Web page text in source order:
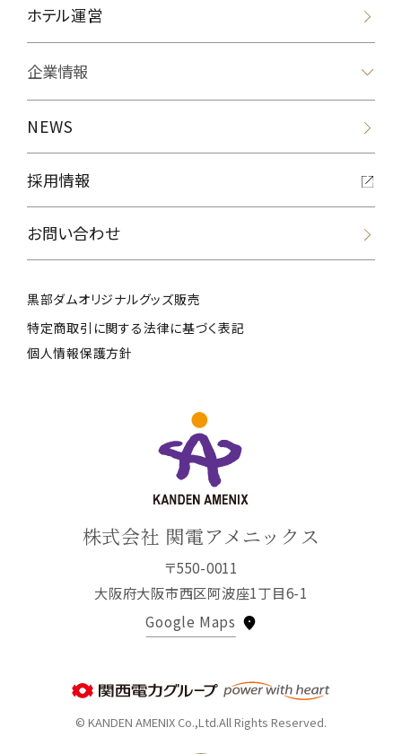
株式会社 関電アメニックス
〒550-0011
大阪府大阪市西区阿波座1丁目6-1
Google Maps
ホテル運営
企業情報
NEWS
採用情報
お問い合わせ
黒部ダムオリジナルグッズ販売
特定商取引に関する法律に基づく表記
個人情報保護方針
© KANDEN AMENIX Co.,Ltd.All Rights Reserved.